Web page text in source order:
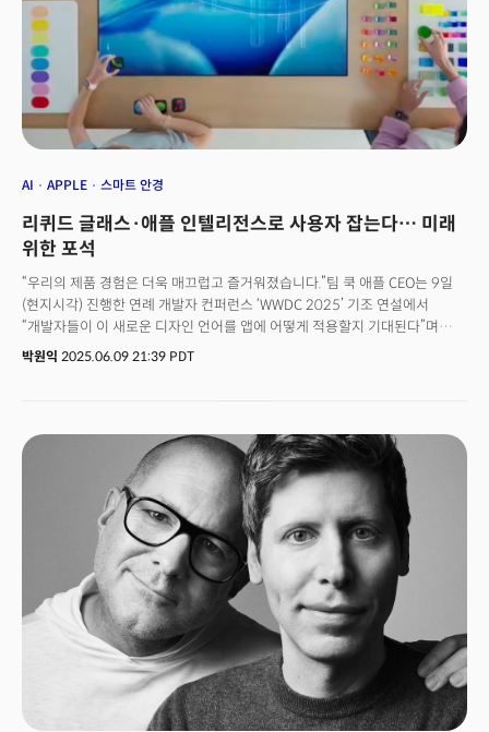
AI APPLE 스마트 안경
리퀴드 글래스·애플 인텔리전스로 사용자 잡는다… 미래
위한 포석
“우리의 제품 경험은 더욱 매끄럽고 즐거워졌습니다.”팀 쿡 애플 CEO는 9일
(현지시각) 진행한 연례 개발자 컨퍼런스 ‘WWDC 2025’ 기조 연설에서
“개발자들이 이 새로운 디자인 언어를 앱에 어떻게 적용할지 기대된다”며
이같이 말했다. 새로운 사용자 인터페이스(UI) ‘리퀴드 글래스(Liquid
글래스를 발표했다. 리퀴드 글래스를 적용하며 2013년 iOS7 업데이트 후
12년 만에 OS의 구성을 완전히 새롭게 디자인했다.
박원익 2025.06.09 21:39 PDT